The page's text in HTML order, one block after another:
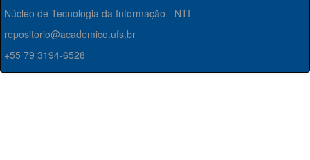
Núcleo de Tecnologia da Informação - NTI
repositorio@academico.ufs.br
+55 79 3194-6528